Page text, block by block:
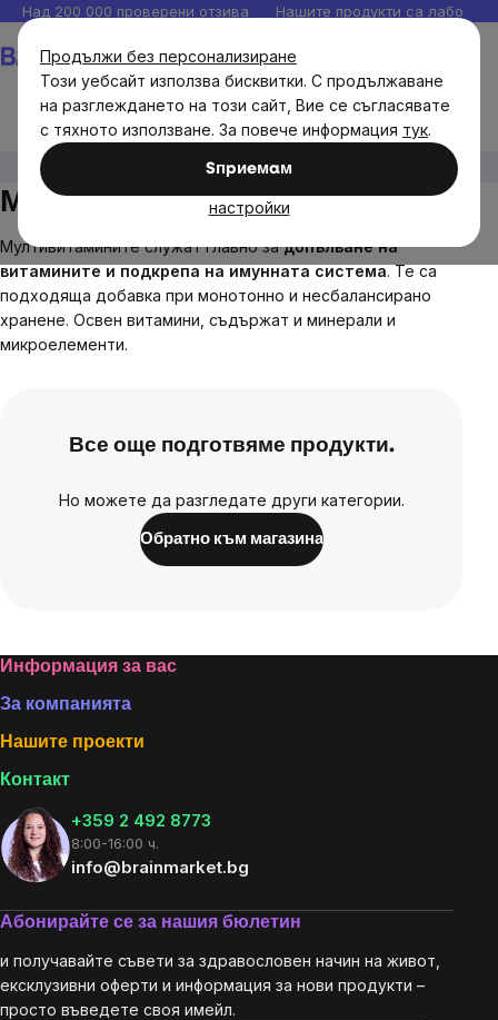
Продължи без персонализиране
Този уебсайт използва бисквитки. С продължаване
на разглеждането на този сайт, Вие се съгласявате
с тяхното използване. За повече информация тук.
Sпpиeмaм
настройки
Прескочи
към
съдържанието
Над 200 000 проверени отзива Нашите продукти са
Мултивитамин
Мултивитамин
Мултивитамините служат главно задопълване на
витамините и подкрепа на имунната система. Те са
подходяща добавка при монотонно и несбалансирано
хранене. Освен витамини, съдържат и минерали и
микроелементи.
Все още подготвяме продукти.
Но можете да разгледате други категории.
Обратно към магазина
Footer
Информация за вас
За компанията
Нашите проекти
Контакт
+359 2 492 8773
8:00-16:00 ч.
info@brainmarket.bg
Абонирайте се за нашия бюлетин
и получавайте съвети за здравословен начин на живот,
ексклузивни оферти и информация за нови продукти –
просто въведете своя имейл.